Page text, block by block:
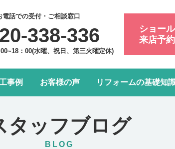
電話での受付・ご相談窓口
338-336
：00(水曜、祝日、第三火曜定休)
ショー
来店予約
ック LDK改装リフォーム
事例 お客様の声 リフォームの基礎知
タッフブログ
BLOG